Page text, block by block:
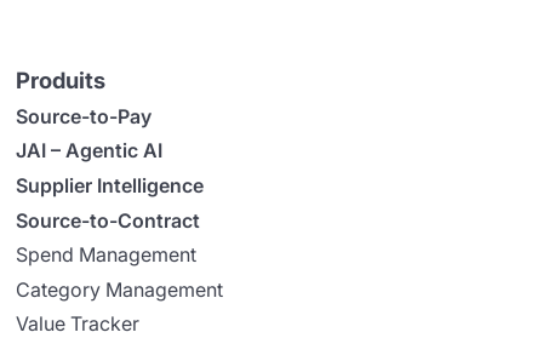
Produits
Source-to-Pay
JAI – Agentic AI
Supplier Intelligence
Source-to-Contract
Spend Management
Category Management
Value Tracker